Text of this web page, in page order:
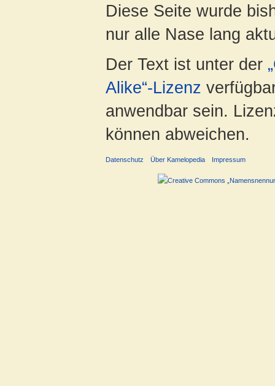
Diese Seite wurde
nur alle Nase lang
Der Text ist unter der
Alike“-Lizenz
anwendbar sein.
können abweichen.
Datenschutz Über Kamelopedia Impressum